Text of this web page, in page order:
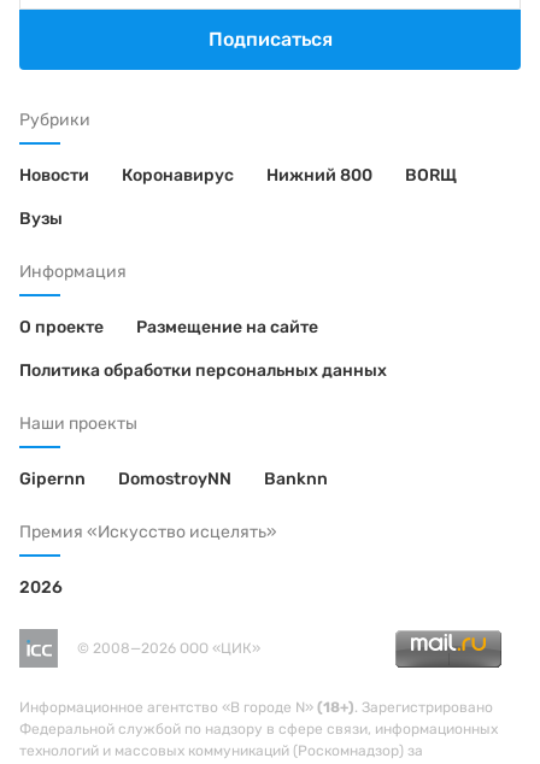
Рубрики
Новости Коронавирус Нижний 800 BORЩ
Вузы
Информация
О проекте Размещение на сайте
Политика обработки персональных данных
Наши проекты
Gipernn DomostroyNN Banknn
Премия «Искусство исцелять»
2026
© 2008—2026 ООО «ЦИК»
Информационное агентство «В городе N» (18+). Зарегистрировано
Федеральной службой по надзору в сфере связи, информационных
технологий и массовых коммуникаций (Роскомнадзор) за
Подписаться